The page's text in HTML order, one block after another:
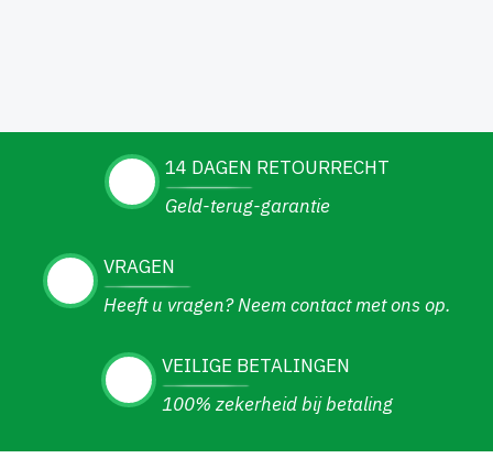
14 DAGEN RETOURRECHT
Geld-terug-garantie
VRAGEN
Heeft u vragen? Neem contact met ons op.
VEILIGE BETALINGEN
100% zekerheid bij betaling